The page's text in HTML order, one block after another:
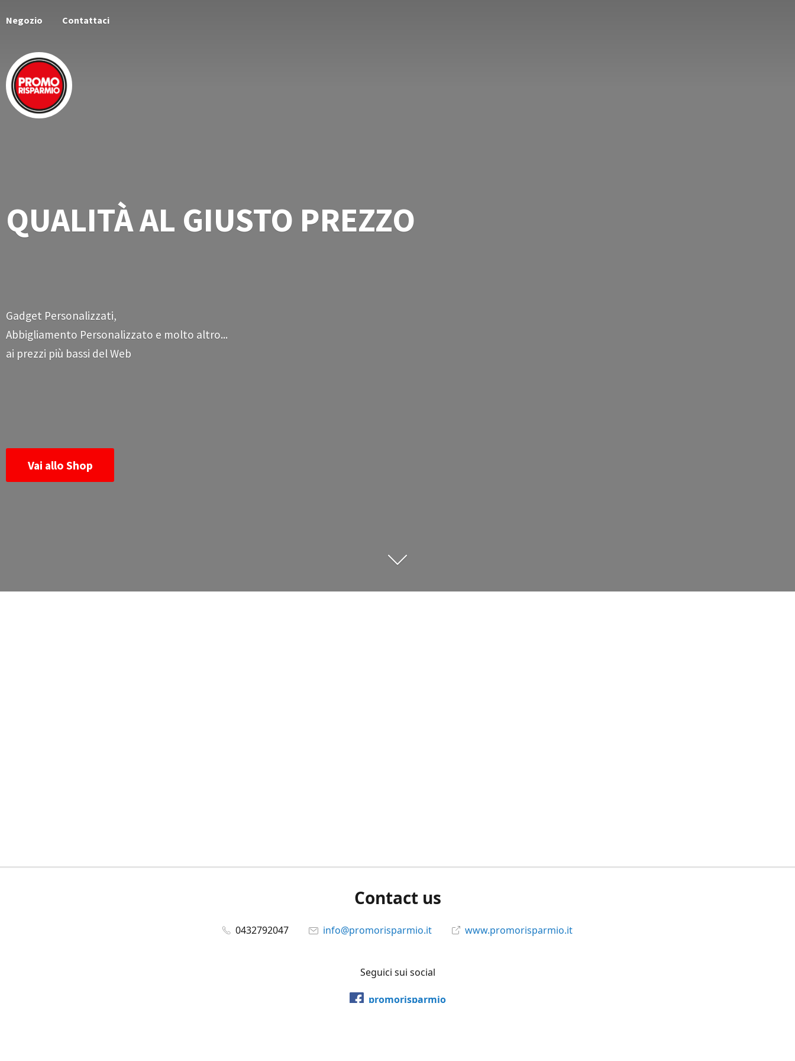
Negozio Contattaci
QUALITÀ AL GIUSTO PREZZO
Gadget Personalizzati,
Abbigliamento Personalizzato e molto altro...
ai prezzi più bassi del Web
Vai allo Shop
Contact us
0432792047 info@promorisparmio.it www.promorisparmio.it
Seguici sui social
promorisparmio